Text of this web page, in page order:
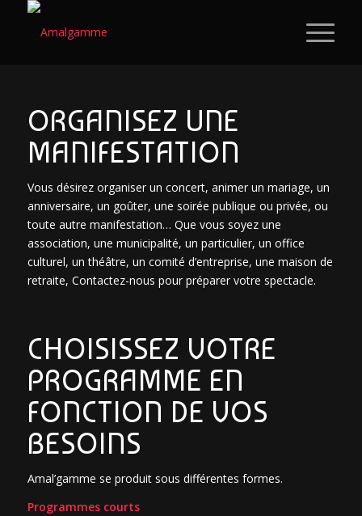
ORGANISEZ UNE
MANIFESTATION
Vous désirez organiser un concert, animer un mariage, un
anniversaire, un goûter, une soirée publique ou privée, ou
toute autre manifestation… Que vous soyez une
association, une municipalité, un particulier, un office
culturel, un théâtre, un comité d’entreprise, une maison de
retraite, Contactez-nous pour préparer votre spectacle.
CHOISISSEZ VOTRE
PROGRAMME EN
FONCTION DE VOS
BESOINS
Amal’gamme se produit sous différentes formes.
Programmes courts